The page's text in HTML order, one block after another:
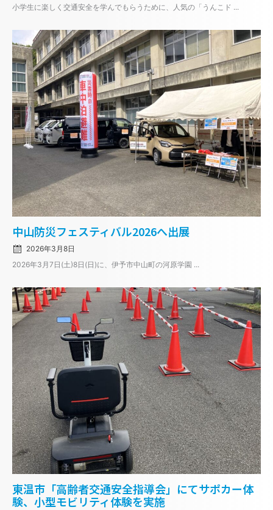
小学生に楽しく交通安全を学んでもらうために、人気の「うんこド ...
中山防災フェスティバル2026へ出展
Posted
on
2026年3月8日
2026年3月7日(土)8日(日)に、伊予市中山町の河原学園 ...
東温市「高齢者交通安全指導会」にてサポカー体
験、小型モビリティ体験を実施
on